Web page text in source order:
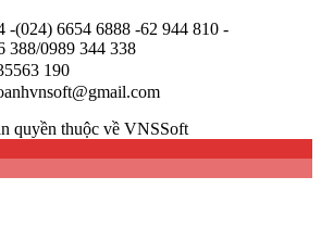
-(024) 6654 6888 -62 944 810 -
388/0989 344 338
190
quyền thuộc về VNSSoft